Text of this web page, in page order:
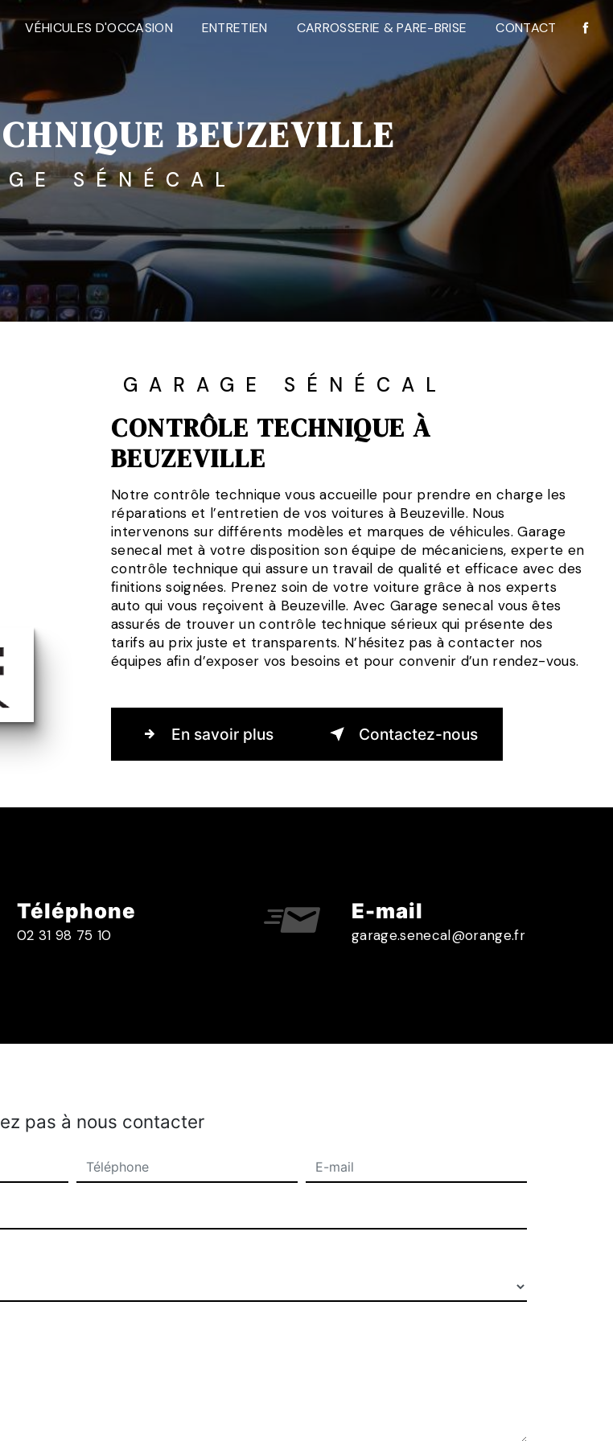
VÉHICULES D'OCCASION ENTRETIEN CARROSSERIE & PARE-BRISE CONTACT
BEUZEVILLE
SÉNÉCAL
GARAGE SÉNÉCAL
CONTRÔLE TECHNIQUE À
BEUZEVILLE
Notre contrôle technique vous accueille pour prendre en charge les
réparations et l’entretien de vos voitures à Beuzeville. Nous
intervenons sur différents modèles et marques de véhicules. Garage
senecal met à votre disposition son équipe de mécaniciens, experte en
contrôle technique qui assure un travail de qualité et efficace avec des
finitions soignées. Prenez soin de votre voiture grâce à nos experts
auto qui vous reçoivent à Beuzeville. Avec Garage senecal vous êtes
assurés de trouver un contrôle technique sérieux qui présente des
tarifs au prix juste et transparents. N’hésitez pas à contacter nos
équipes afin d’exposer vos besoins et pour convenir d’un rendez-vous.
En savoir plus Contactez-nous
Téléphone
02 31 98 75 10
E-mail
garage.senecal@orange.fr
pas à nous contacter